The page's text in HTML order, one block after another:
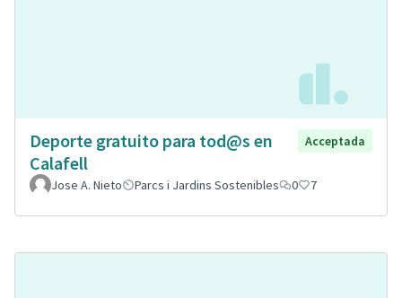
Deporte gratuito para tod@s en
Calafell
Acceptada
Jose A. Nieto Parcs i Jardins Sostenibles 0 7